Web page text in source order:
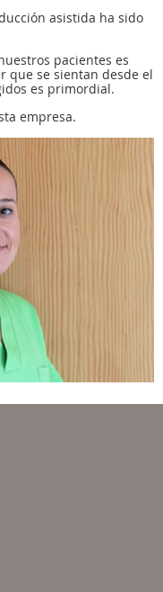
asistida ha sido
pacientes es
que se sientan desde el
es primordial.
empresa.